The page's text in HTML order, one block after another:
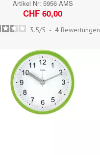
Artikel Nr: 5956 AMS
CHF 60,00
3.5/5 - 4 Bewertungen